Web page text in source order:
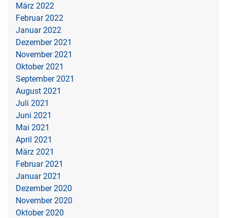
März 2022
Februar 2022
Januar 2022
Dezember 2021
November 2021
Oktober 2021
September 2021
August 2021
Juli 2021
Juni 2021
Mai 2021
April 2021
März 2021
Februar 2021
Januar 2021
Dezember 2020
November 2020
Oktober 2020